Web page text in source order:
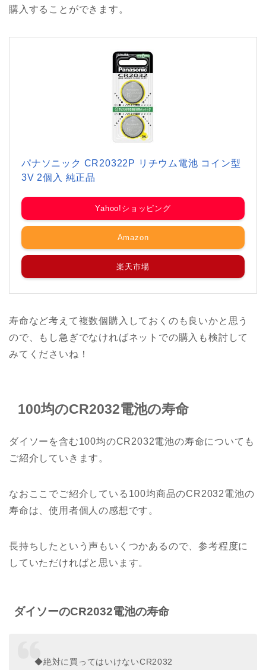
購入することができます。
パナソニック CR20322P リチウム電池 コイン型
3V 2個入 純正品
Yahoo!ショッピング
Amazon
楽天市場
寿命など考えて複数個購入しておくのも良いかと思う
ので、もし急ぎでなければネットでの購入も検討して
みてくださいね！
100均のCR2032電池の寿命
ダイソーを含む100均のCR2032電池の寿命についても
ご紹介していきます。
なおここでご紹介している100均商品のCR2032電池の
寿命は、使用者個人の感想です。
長持ちしたという声もいくつかあるので、参考程度に
していただければと思います。
ダイソーのCR2032電池の寿命
◆絶対に買ってはいけないCR2032